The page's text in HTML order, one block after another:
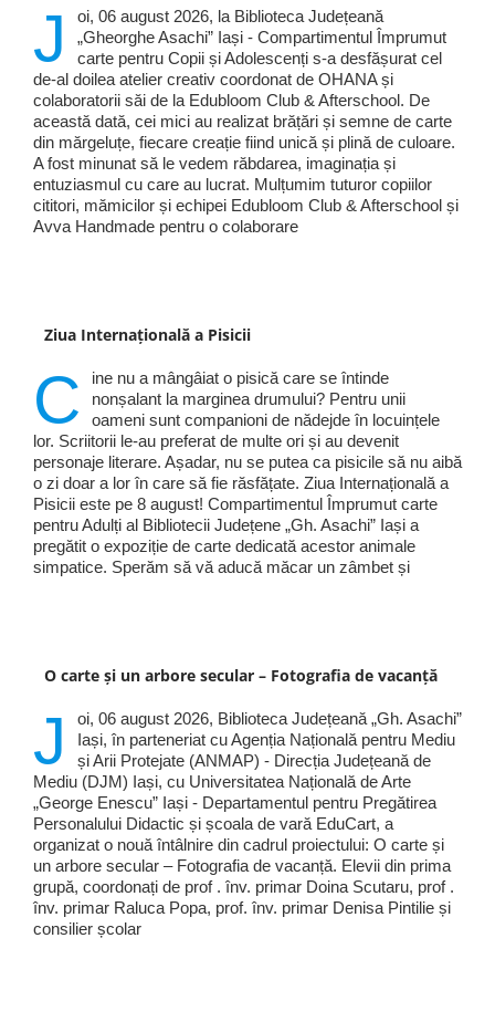
J
oi, 06 august 2026, la Biblioteca Județeană
„Gheorghe Asachi” Iași - Compartimentul Împrumut
carte pentru Copii și Adolescenți s-a desfășurat cel
de-al doilea atelier creativ coordonat de OHANA și
colaboratorii săi de la Edubloom Club & Afterschool. De
această dată, cei mici au realizat brățări și semne de carte
din mărgeluțe, fiecare creație fiind unică și plină de culoare.
A fost minunat să le vedem răbdarea, imaginația și
entuziasmul cu care au lucrat. Mulțumim tuturor copiilor
cititori, mămicilor și echipei Edubloom Club & Afterschool și
Avva Handmade pentru o colaborare
Ziua Internațională a Pisicii
C
ine nu a mângâiat o pisică care se întinde
nonșalant la marginea drumului? Pentru unii
oameni sunt companioni de nădejde în locuințele
lor. Scriitorii le-au preferat de multe ori și au devenit
personaje literare. Așadar, nu se putea ca pisicile să nu aibă
o zi doar a lor în care să fie răsfățate. Ziua Internațională a
Pisicii este pe 8 august! Compartimentul Împrumut carte
pentru Adulți al Bibliotecii Județene „Gh. Asachi” Iași a
pregătit o expoziție de carte dedicată acestor animale
simpatice. Sperăm să vă aducă măcar un zâmbet și
O carte și un arbore secular – Fotografia de vacanță
J
oi, 06 august 2026, Biblioteca Județeană „Gh. Asachi”
Iași, în parteneriat cu Agenția Națională pentru Mediu
și Arii Protejate (ANMAP) - Direcția Județeană de
Mediu (DJM) Iași, cu Universitatea Națională de Arte
„George Enescu” Iași - Departamentul pentru Pregătirea
Personalului Didactic și școala de vară EduCart, a
organizat o nouă întâlnire din cadrul proiectului: O carte și
un arbore secular – Fotografia de vacanță. Elevii din prima
grupă, coordonați de prof . înv. primar Doina Scutaru, prof .
înv. primar Raluca Popa, prof. înv. primar Denisa Pintilie și
consilier școlar